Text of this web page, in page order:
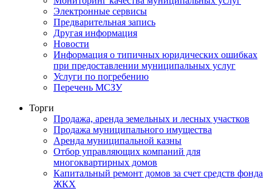
Электронные сервисы
Предварительная запись
Другая информация
Новости
Информация о типичных юридических ошибках
при предоставлении муниципальных услуг
Услуги по погребению
Перечень МСЗУ
Торги
Продажа, аренда земельных и лесных участков
Продажа муниципального имущества
Аренда муниципальной казны
Отбор управляющих компаний для
многоквартирных домов
Капитальный ремонт домов за счет средств фонда
ЖКХ